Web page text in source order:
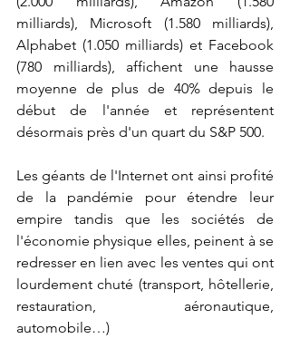
milliards), Microsoft (1.580 milliards),
Alphabet (1.050 milliards) et Facebook
(780 milliards), affichent une hausse
moyenne de plus de 40% depuis le
début de l'année et représentent
désormais près d'un quart du S&P 500.
Les géants de l'Internet ont ainsi profité
de la pandémie pour étendre leur
empire tandis que les sociétés de
l'économie physique elles, peinent à se
redresser en lien avec les ventes qui ont
lourdement chuté (transport, hôtellerie,
restauration, aéronautique,
automobile…)